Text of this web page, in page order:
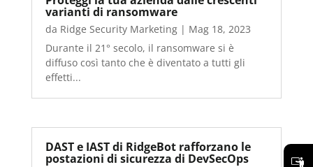
varianti di ransomware
da Ridge Security Marketing| Mag 18, 2023
Durante il 21° secolo, il ransomware si è
diffuso così tanto che è diventato a tutti gli
effetti...
DAST e IAST di RidgeBot rafforzano le
postazioni di sicurezza di DevSecOps